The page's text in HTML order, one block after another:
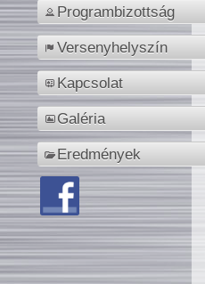
Programbizottság
Versenyhelyszín
Kapcsolat
Galéria
Eredmények